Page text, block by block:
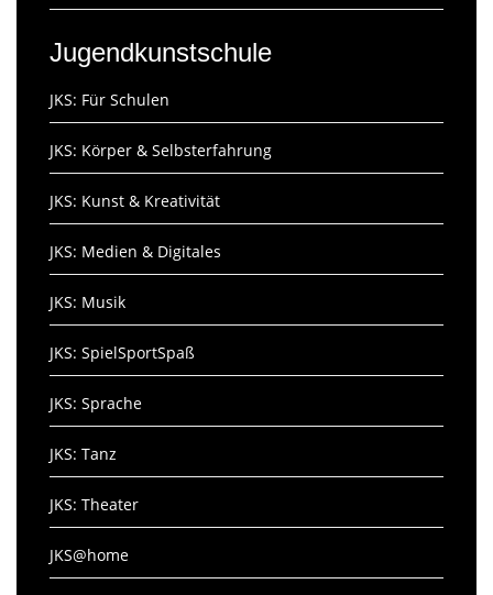
Jugendkunstschule
JKS: Für Schulen
JKS: Körper & Selbsterfahrung
JKS: Kunst & Kreativität
JKS: Medien & Digitales
JKS: Musik
JKS: SpielSportSpaß
JKS: Sprache
JKS: Tanz
JKS: Theater
JKS@home